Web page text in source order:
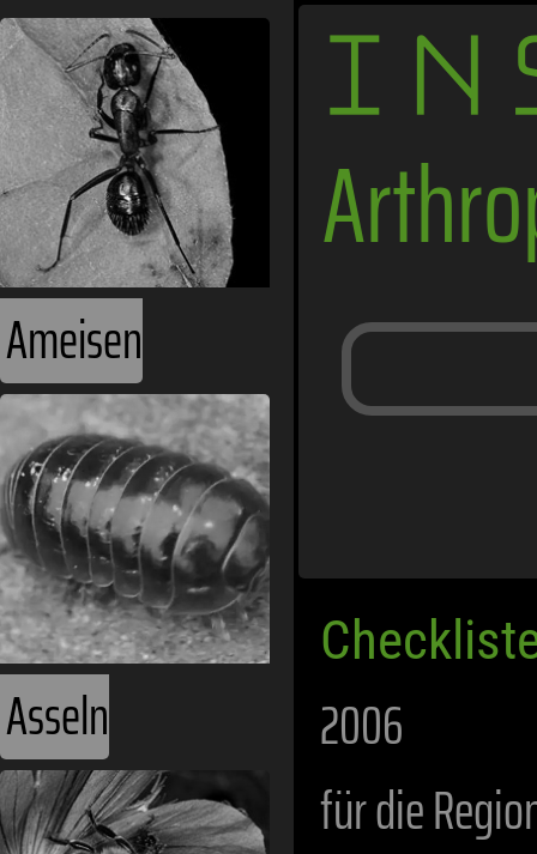
Ameisen
Asseln
2006
für die